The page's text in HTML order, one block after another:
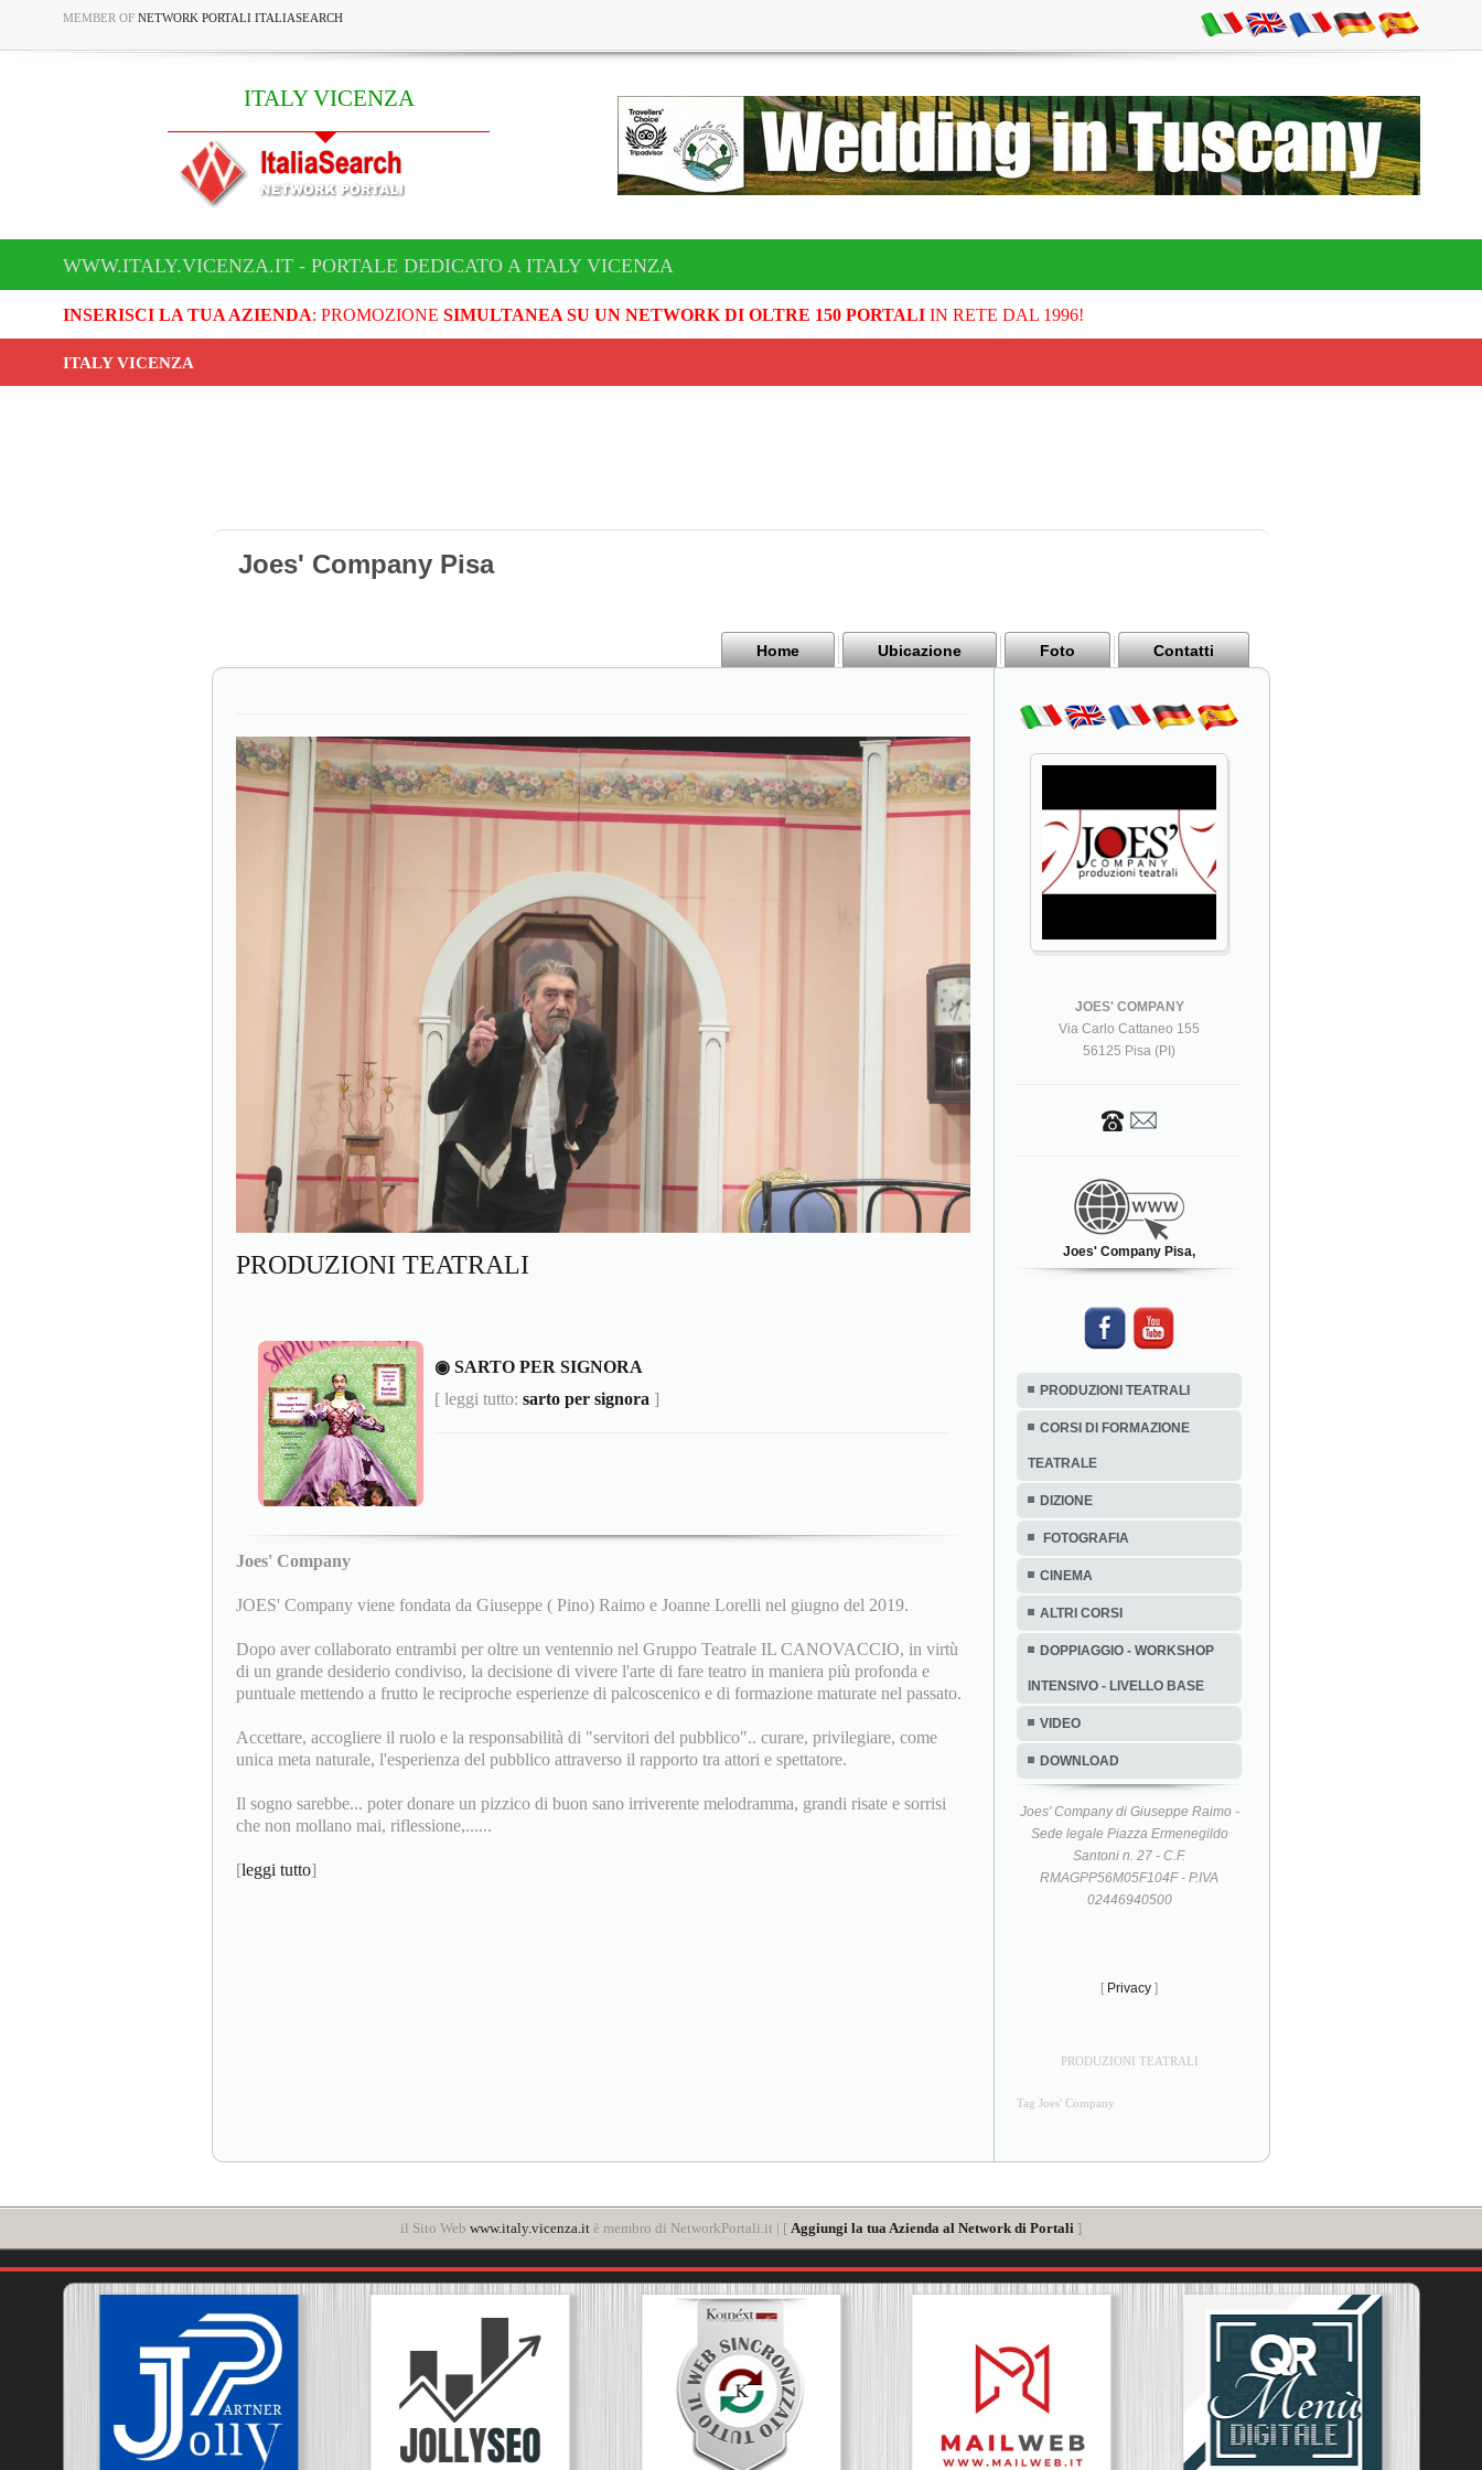
MEMBER OF NETWORK PORTALI ITALIASEARCH
ITALY VICENZA
WWW.ITALY.VICENZA.IT - PORTALE DEDICATO A ITALY VICENZA
INSERISCI LA TUA AZIENDA: PROMOZIONE SIMULTANEA SU UN NETWORK DI OLTRE 150 PORTALIIN RETE DAL 1996!
ITALY VICENZA
Joes' Company Pisa
Home Ubicazione Foto Contatti
PRODUZIONI TEATRALI
◉ SARTO PER SIGNORA
[ leggi tutto: sarto per signora ]
Joes' Company
JOES' Company viene fondata da Giuseppe ( Pino) Raimo e Joanne Lorelli nel giugno del 2019.
Dopo aver collaborato entrambi per oltre un ventennio nel Gruppo Teatrale IL CANOVACCIO, in virtù
di un grande desiderio condiviso, la decisione di vivere l'arte di fare teatro in maniera più profonda e
puntuale mettendo a frutto le reciproche esperienze di palcoscenico e di formazione maturate nel passato.
Accettare, accogliere il ruolo e la responsabilità di "servitori del pubblico".. curare, privilegiare, come
unica meta naturale, l'esperienza del pubblico attraverso il rapporto tra attori e spettatore.
Il sogno sarebbe... poter donare un pizzico di buon sano irriverente melodramma, grandi risate e sorrisi
che non mollano mai, riflessione,......
[leggi tutto]
JOES' COMPANY
Via Carlo Cattaneo 155
56125 Pisa (PI)
Joes' Company Pisa,
PRODUZIONI TEATRALI
CORSI DI FORMAZIONE
TEATRALE
DIZIONE
FOTOGRAFIA
CINEMA
ALTRI CORSI
DOPPIAGGIO - WORKSHOP
INTENSIVO - LIVELLO BASE
VIDEO
DOWNLOAD
Joes' Company di Giuseppe Raimo -
Sede legale Piazza Ermenegildo
Santoni n. 27 - C.F.
RMAGPP56M05F104F - P.IVA
02446940500
[ Privacy ]
PRODUZIONI TEATRALI
Tag Joes' Company
il Sito Web www.italy.vicenza.it è membro di NetworkPortali.it | [ Aggiungi la tua Azienda al Network di Portali ]